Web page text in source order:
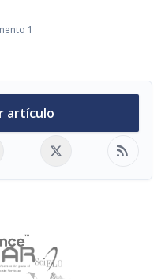
1
artículo
rss_feed